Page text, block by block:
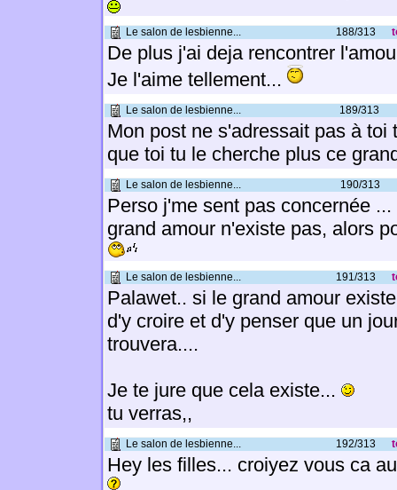
Le salon de lesbienne... 188/313
De plus j'ai deja rencontrer
Je l'aime tellement...
Le salon de lesbienne... 189/313
Mon post ne s'adressait pas à toi
que toi tu le cherche plus ce
Le salon de lesbienne... 190/313
Perso j'me sent pas concernée ...
grand amour n'existe pas, alors
Le salon de lesbienne... 191/313
Palawet.. si le grand amour
d'y croire et d'y penser que un
trouvera....
Je te jure que cela existe...
tu verras,,
Le salon de lesbienne... 192/313
Hey les filles... croiyez vous ca